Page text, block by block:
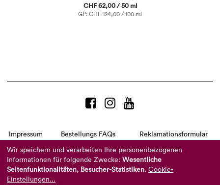
CHF 62,00 / 50 ml
GP: CHF 124,00 / 100 ml
Impressum Bestellungs FAQs
Reklamationsformular
Telefon:+49 8104 8873-310
(Mo-Do: 9-16 Uhr und Fr: 9-14 Uhr)
Wir speichern und verarbeiten Ihre personenbezogenen
Informationen für folgende Zwecke: Wesentliche
Seitenfunktionalitäten, Besucher-Statistiken. Cookie-
Einstellungen...